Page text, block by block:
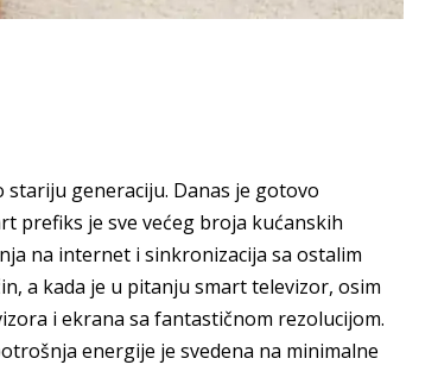
generaciju. Danas je gotovo
prefiks je sve većeg broja kućanskih
na internet i sinkronizacija sa ostalim
a kada je u pitanju smart televizor, osim
i ekrana sa fantastičnom rezolucijom.
energije je svedena na minimalne